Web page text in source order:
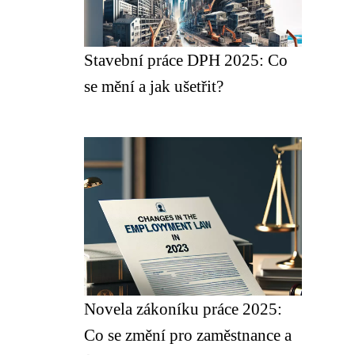
Stavební práce DPH 2025: Co
se mění a jak ušetřit?
Novela zákoníku práce 2025:
Co se změní pro zaměstnance a